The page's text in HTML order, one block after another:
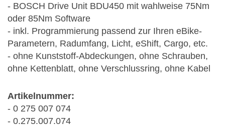
- BOSCH Drive Unit BDU450 mit wahlweise 75Nm
oder 85Nm Software
- inkl. Programmierung passend zur Ihren eBike-
Parametern, Radumfang, Licht, eShift, Cargo, etc.
- ohne Kunststoff-Abdeckungen, ohne Schrauben,
ohne Kettenblatt, ohne Verschlussring, ohne Kabel
Artikelnummer:
- 0 275 007 074
- 0.275.007.074